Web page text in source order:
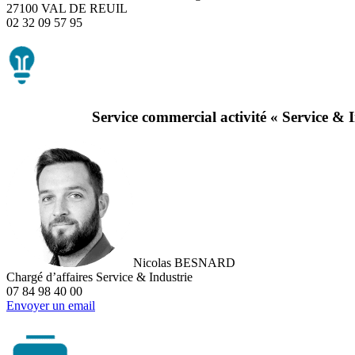
27100 VAL DE REUIL
02 32 09 57 95
Service commercial activité « Service &
Nicolas BESNARD
Chargé d’affaires Service & Industrie
07 84 98 40 00
Envoyer un email